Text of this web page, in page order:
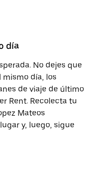
día
No dejes que
mismo día, los
de viaje de último
Rent. Recolecta tu
Mateos
y, luego, sigue